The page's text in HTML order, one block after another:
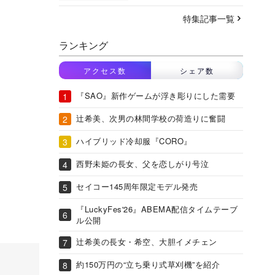
特集記事一覧
ランキング
アクセス数 シェア数
『SAO』新作ゲームが浮き彫りにした需要
辻希美、次男の林間学校の荷造りに奮闘
ハイブリッド冷却服『CORO』
西野未姫の長女、父を恋しがり号泣
セイコー145周年限定モデル発売
『LuckyFes'26』ABEMA配信タイムテーブ
ル公開
辻希美の長女・希空、大胆イメチェン
約150万円の“立ち乗り式草刈機”を紹介